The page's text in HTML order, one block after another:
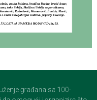
građana sa 100-